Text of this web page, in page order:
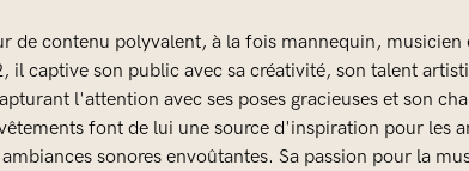
de contenu polyvalent, à la fois mannequin,
captive son public avec sa créativité, son talent
l'attention avec ses poses gracieuses et son
font de lui une source d'inspiration pour les
sonores envoûtantes. Sa passion pour la